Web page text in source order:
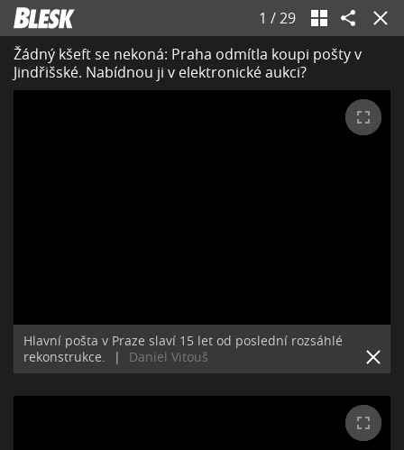
1 /29
Žádný kšeft se nekoná: Praha odmítla koupi pošty v
Jindřišské. Nabídnou ji v elektronické aukci?
Hlavní pošta v Praze slaví 15 let od poslední rozsáhlé
rekonstrukce.
| Daniel Vitouš